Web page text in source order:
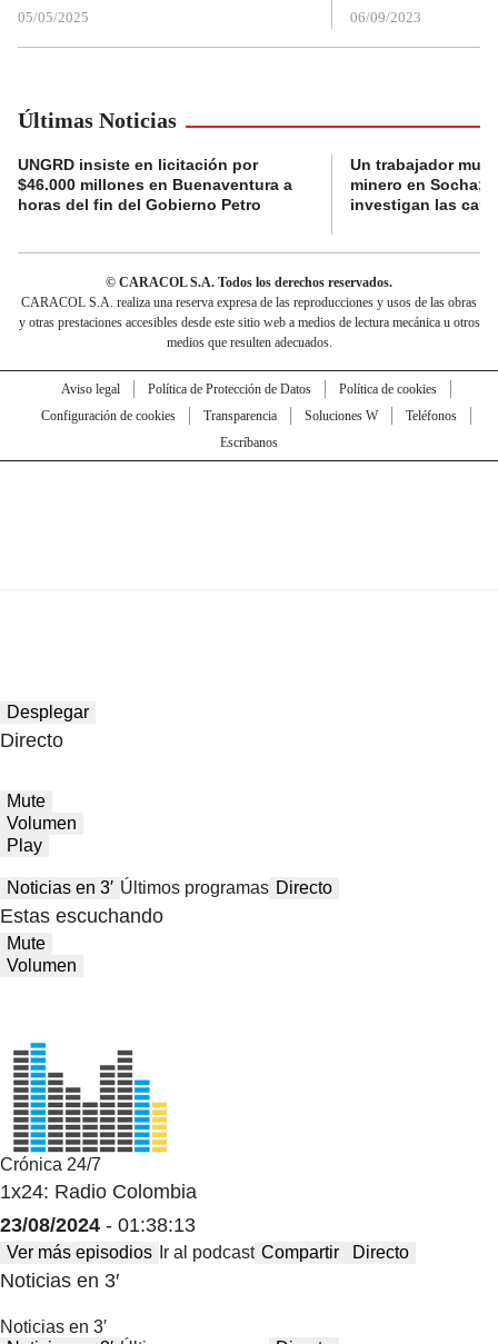
05/05/2025 06/09/2023
Últimas Noticias
UNGRD insiste en licitación por
$46.000 millones en Buenaventura a
horas del fin del Gobierno Petro
Un trabajador
minero en Socha;
investigan las
© CARACOL S.A. Todos los derechos reservados.
CARACOL S.A. realiza una reserva expresa de las reproducciones y usos de las obras
y otras prestaciones accesibles desde este sitio web a medios de lectura mecánica u otros
medios que resulten adecuados.
Aviso legal Política de Protección de Datos
Política de cookies
Configuración de cookies
Transparencia Soluciones W
Teléfonos
Escríbanos
Desplegar
Directo
Mute
Volumen
Play
Noticias en 3′ Últimos programas Directo
Estas escuchando
Mute
Volumen
Crónica 24/7
1x24: Radio Colombia
23/08/2024 - 01:38:13
Ver más episodios Ir al podcast Compartir Directo
Noticias en 3′
Noticias en 3′